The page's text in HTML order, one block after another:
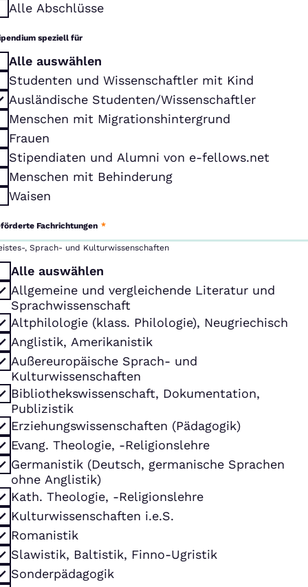
Alle Abschlüsse
speziell für
Alle auswählen
Studenten und Wissenschaftler mit Kind
Ausländische Studenten/Wissenschaftler
Menschen mit Migrationshintergrund
Frauen
Stipendiaten und Alumni von e-fellows.net
Menschen mit Behinderung
Waisen
Fachrichtungen *
, Sprach- und Kulturwissenschaften
Alle auswählen
Allgemeine und vergleichende Literatur und
Sprachwissenschaft
Altphilologie (klass. Philologie), Neugriechisch
Anglistik, Amerikanistik
Außereuropäische Sprach- und
Kulturwissenschaften
Bibliothekswissenschaft, Dokumentation,
Publizistik
Erziehungswissenschaften (Pädagogik)
Evang. Theologie, -Religionslehre
Germanistik (Deutsch, germanische Sprachen
ohne Anglistik)
Kath. Theologie, -Religionslehre
Kulturwissenschaften i.e.S.
Romanistik
Slawistik, Baltistik, Finno-Ugristik
Sonderpädagogik